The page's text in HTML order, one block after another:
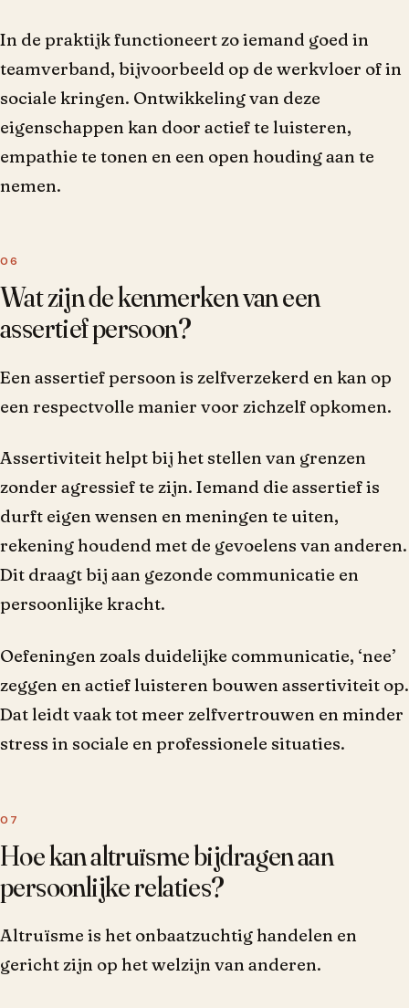
In de praktijk functioneert zo iemand goed in
teamverband, bijvoorbeeld op de werkvloer of in
sociale kringen. Ontwikkeling van deze
eigenschappen kan door actief te luisteren,
empathie te tonen en een open houding aan te
nemen.
Wat zijn de kenmerken van een
assertief persoon?
Een assertief persoon is zelfverzekerd en kan op
een respectvolle manier voor zichzelf opkomen.
Assertiviteit helpt bij het stellen van grenzen
zonder agressief te zijn. Iemand die assertief is
durft eigen wensen en meningen te uiten,
rekening houdend met de gevoelens van anderen.
Dit draagt bij aan gezonde communicatie en
persoonlijke kracht.
Oefeningen zoals duidelijke communicatie, ‘nee’
zeggen en actief luisteren bouwen assertiviteit op.
Dat leidt vaak tot meer zelfvertrouwen en minder
stress in sociale en professionele situaties.
Hoe kan altruïsme bijdragen aan
persoonlijke relaties?
Altruïsme is het onbaatzuchtig handelen en
gericht zijn op het welzijn van anderen.